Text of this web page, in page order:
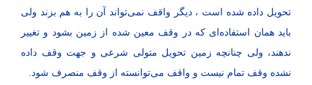
تحویل داده شده است ، دیگر واقف نمی‌تواند آن را به هم بزند ولی
باید همان استفاده‌ای که در وقف معین شده از زمین بشود و تغییر
ندهند، ولی چنانچه زمین تحویل متولی شرعی و جهت وقف داده
نشده وقف تمام نیست و واقف می‌توانسته از وقف منصرف شود.